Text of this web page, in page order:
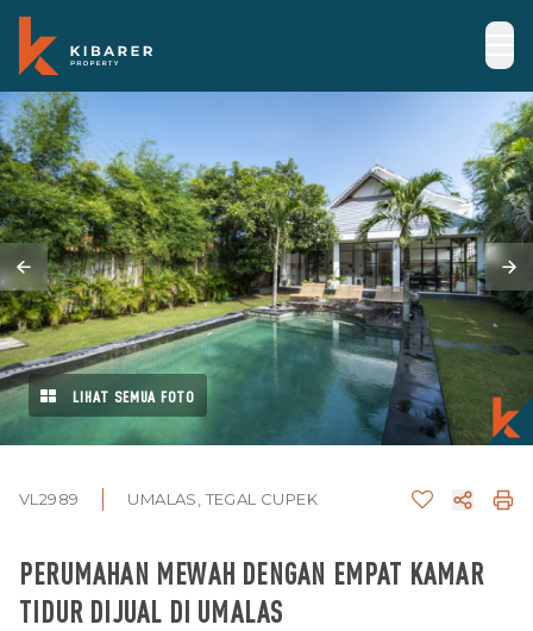
LIHAT SEMUA FOTO
VL2989 UMALAS, TEGAL CUPEK
PERUMAHAN MEWAH DENGAN EMPAT KAMAR
TIDUR DIJUAL DI UMALAS